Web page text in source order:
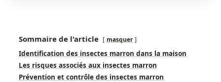
Sommaire de l'article masquer
Identification des insectes marron dans la maison
Les risques associés aux insectes marron
Prévention et contrôle des insectes marron